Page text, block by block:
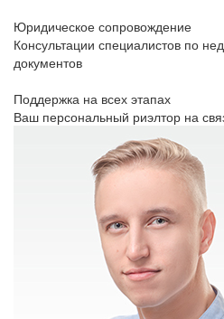
Юридическое сопровождение
Консультации специалистов по
документов
Поддержка на всех этапах
Ваш персональный риэлтор на